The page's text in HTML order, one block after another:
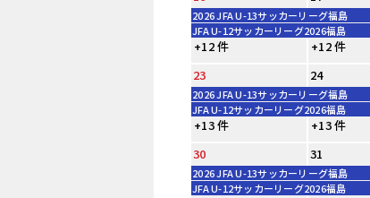
2026 JFA U-13サッカーリーグ福島
JFA U-12サッカーリーグ2026福島
+12 件 +12 件
23
24
2026 JFA U-13サッカーリーグ福島
JFA U-12サッカーリーグ2026福島
+13 件 +13 件
30
31
2026 JFA U-13サッカーリーグ福島
JFA U-12サッカーリーグ2026福島